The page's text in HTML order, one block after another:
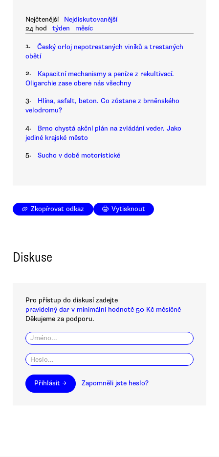
Nejčtenější
Nejdiskutovanější
24 hod
týden měsíc
1.
Český orloj nepotrestaných viníků a trestaných
obětí
2.
Kapacitní mechanismy a peníze z rekultivací.
Oligarchie zase obere nás všechny
3.
Hlína, asfalt, beton. Co zůstane z brněnského
velodromu?
4.
Brno chystá akční plán na zvládání veder. Jako
jediné krajské město
5. Sucho v době motoristické
Zkopírovat odkaz Vytisknout
Diskuse
Pro přístup do diskusí zadejte
pravidelný dar v minimální hodnotě 50 Kč měsíčně
Děkujeme za podporu.
Přihlásit → Zapomněli jste heslo?